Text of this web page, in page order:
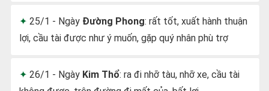
25/1 - Ngày Đường Phong: rất tốt, xuất hành thuận
lợi, cầu tài được như ý muốn, gặp quý nhân phù trợ
26/1 - Ngày Kim Thổ: ra đi nhỡ tàu, nhỡ xe, cầu tài